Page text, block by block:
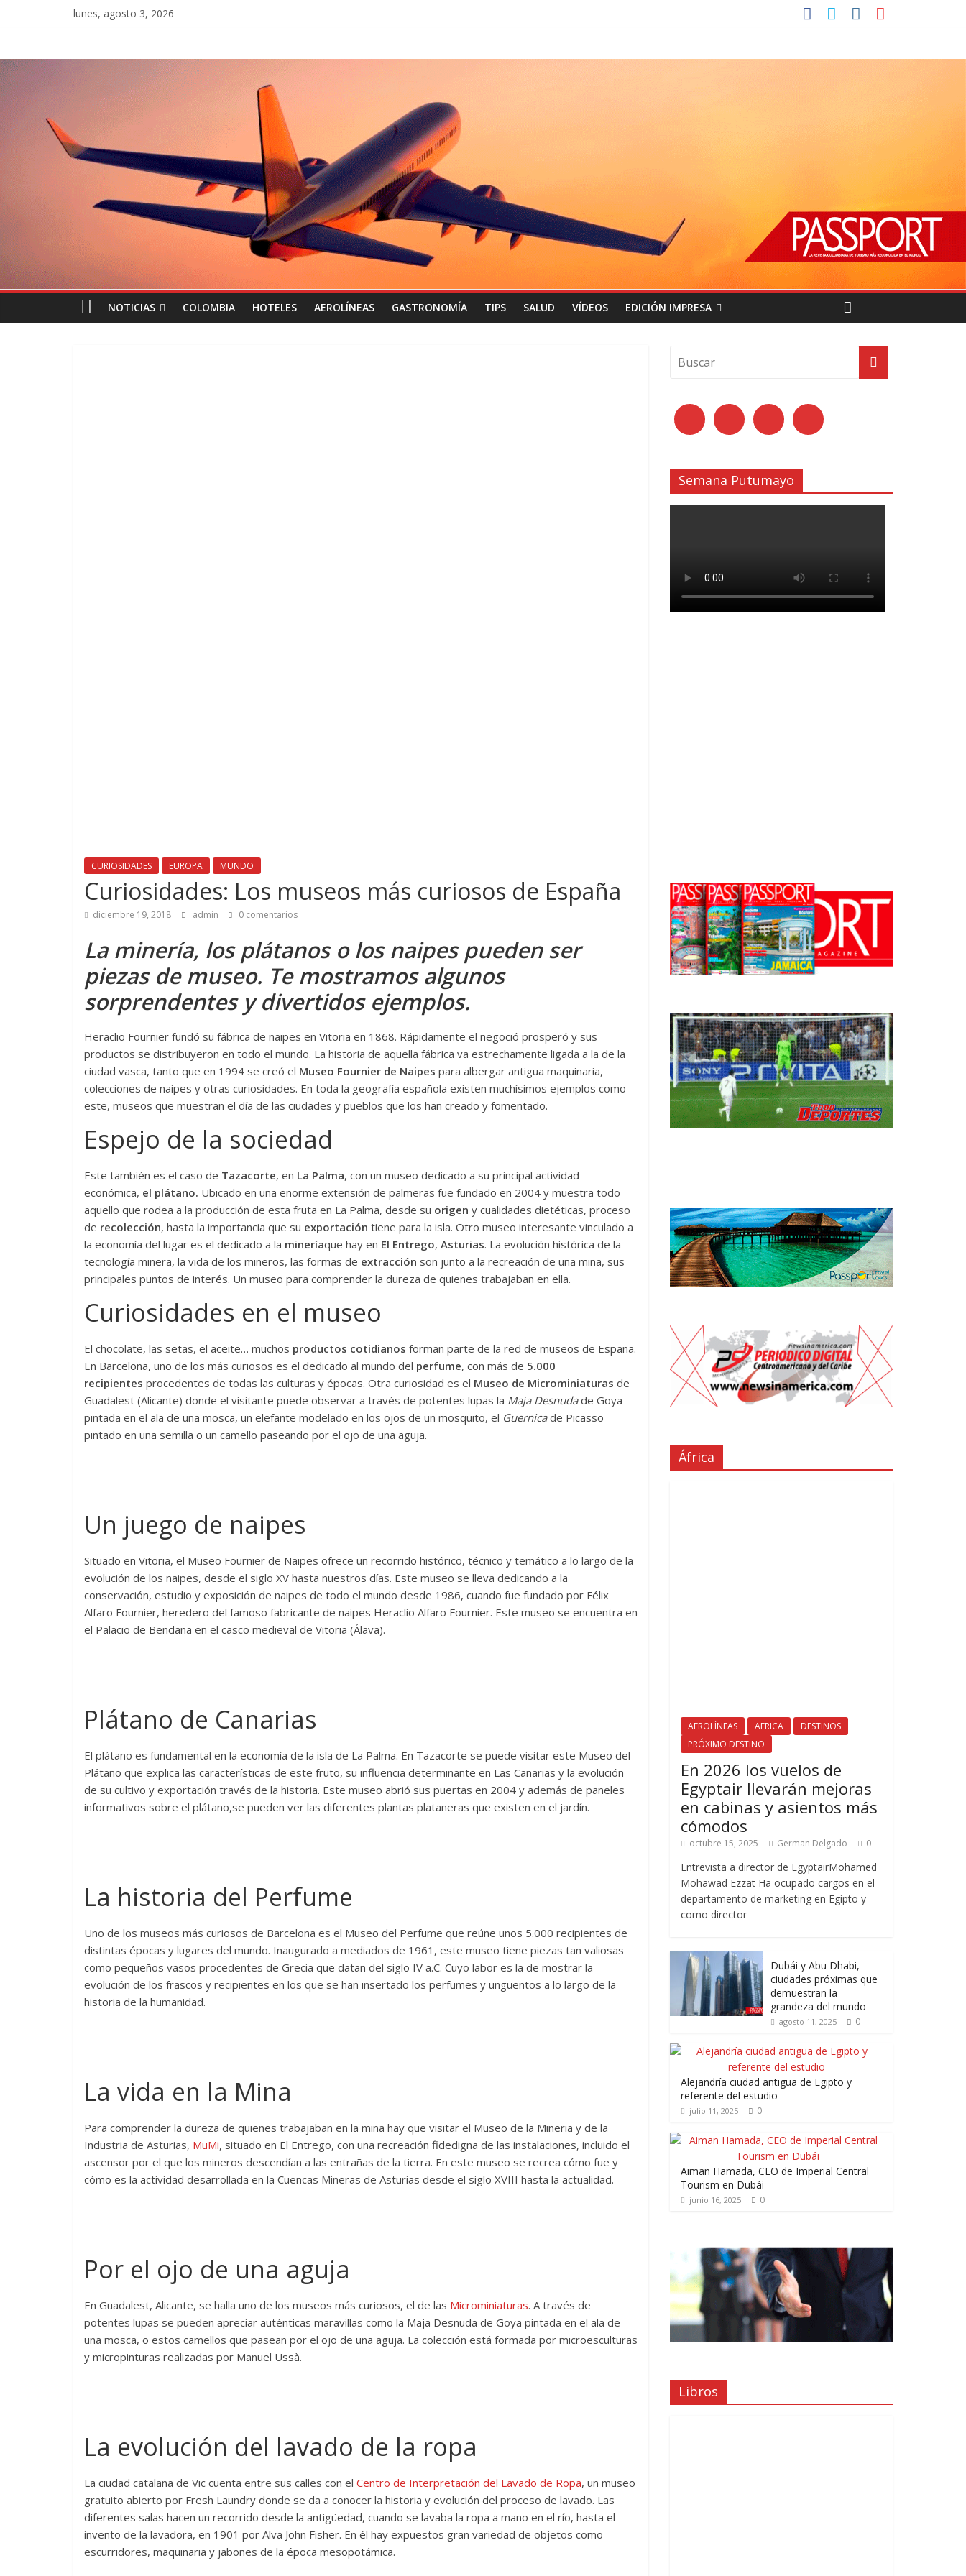
lunes, agosto 3, 2026
NOTICIAS COLOMBIA HOTELES AEROLÍNEAS GASTRONOMÍA TIPS SALUD VÍDEOS EDICIÓN IMPRESA
CURIOSIDADES EUROPA MUNDO
Curiosidades: Los museos más curiosos de España
diciembre 19, 2018 admin 0 comentarios
La minería, los plátanos o los naipes pueden ser
piezas de museo. Te mostramos algunos
sorprendentes y divertidos ejemplos.
Heraclio Fournier fundó su fábrica de naipes en Vitoria en 1868. Rápidamente el negoció prosperó y sus
productos se distribuyeron en todo el mundo. La historia de aquella fábrica va estrechamente ligada a la de la
ciudad vasca, tanto que en 1994 se creó el Museo Fournier de Naipes para albergar antigua maquinaria,
colecciones de naipes y otras curiosidades. En toda la geografía española existen muchísimos ejemplos como
este, museos que muestran el día de las ciudades y pueblos que los han creado y fomentado.
Espejo de la sociedad
Este también es el caso de Tazacorte, en La Palma, con un museo dedicado a su principal actividad
económica, el plátano. Ubicado en una enorme extensión de palmeras fue fundado en 2004 y muestra todo
aquello que rodea a la producción de esta fruta en La Palma, desde su origen y cualidades dietéticas, proceso
de recolección, hasta la importancia que su exportación tiene para la isla. Otro museo interesante vinculado a
la economía del lugar es el dedicado a la mineríaque hay en El Entrego, Asturias. La evolución histórica de la
tecnología minera, la vida de los mineros, las formas de extracción son junto a la recreación de una mina, sus
principales puntos de interés. Un museo para comprender la dureza de quienes trabajaban en ella.
Curiosidades en el museo
El chocolate, las setas, el aceite… muchos productos cotidianos forman parte de la red de museos de España.
En Barcelona, uno de los más curiosos es el dedicado al mundo del perfume, con más de 5.000
recipientes procedentes de todas las culturas y épocas. Otra curiosidad es el Museo de Microminiaturas de
Guadalest (Alicante) donde el visitante puede observar a través de potentes lupas la Maja Desnudade Goya
pintada en el ala de una mosca, un elefante modelado en los ojos de un mosquito, el Guernicade Picasso
pintado en una semilla o un camello paseando por el ojo de una aguja.
Un juego de naipes
Situado en Vitoria, el Museo Fournier de Naipes ofrece un recorrido histórico, técnico y temático a lo largo de la
evolución de los naipes, desde el siglo XV hasta nuestros días. Este museo se lleva dedicando a la
conservación, estudio y exposición de naipes de todo el mundo desde 1986, cuando fue fundado por Félix
Alfaro Fournier, heredero del famoso fabricante de naipes Heraclio Alfaro Fournier. Este museo se encuentra en
el Palacio de Bendaña en el casco medieval de Vitoria (Álava).
Plátano de Canarias
El plátano es fundamental en la economía de la isla de La Palma. En Tazacorte se puede visitar este Museo del
Plátano que explica las características de este fruto, su influencia determinante en Las Canarias y la evolución
de su cultivo y exportación través de la historia. Este museo abrió sus puertas en 2004 y además de paneles
informativos sobre el plátano,se pueden ver las diferentes plantas plataneras que existen en el jardín.
La historia del Perfume
Uno de los museos más curiosos de Barcelona es el Museo del Perfume que reúne unos 5.000 recipientes de
distintas épocas y lugares del mundo. Inaugurado a mediados de 1961, este museo tiene piezas tan valiosas
como pequeños vasos procedentes de Grecia que datan del siglo IV a.C. Cuyo labor es la de mostrar la
evolución de los frascos y recipientes en los que se han insertado los perfumes y ungüentos a lo largo de la
historia de la humanidad.
La vida en la Mina
Para comprender la dureza de quienes trabajaban en la mina hay que visitar el Museo de la Mineria y de la
Industria de Asturias, MuMi, situado en El Entrego, con una recreación fidedigna de las instalaciones, incluido el
ascensor por el que los mineros descendían a las entrañas de la tierra. En este museo se recrea cómo fue y
cómo es la actividad desarrollada en la Cuencas Mineras de Asturias desde el siglo XVIII hasta la actualidad.
Por el ojo de una aguja
En Guadalest, Alicante, se halla uno de los museos más curiosos, el de las Microminiaturas. A través de
potentes lupas se pueden apreciar auténticas maravillas como la Maja Desnuda de Goya pintada en el ala de
una mosca, o estos camellos que pasean por el ojo de una aguja. La colección está formada por microesculturas
y micropinturas realizadas por Manuel Ussà.
La evolución del lavado de la ropa
La ciudad catalana de Vic cuenta entre sus calles con el Centro de Interpretación del Lavado de Ropa, un museo
gratuito abierto por Fresh Laundry donde se da a conocer la historia y evolución del proceso de lavado. Las
diferentes salas hacen un recorrido desde la antigüedad, cuando se lavaba la ropa a mano en el río, hasta el
invento de la lavadora, en 1901 por Alva John Fisher. En él hay expuestos gran variedad de objetos como
escurridores, maquinaria y jabones de la época mesopotámica.
Semana Putumayo
África
AEROLÍNEAS AFRICA
DESTINOS
PRÓXIMO DESTINO
En 2026 los vuelos de
Egyptair llevarán mejoras
en cabinas y asientos más
cómodos
octubre 15, 2025 German Delgado 0
Entrevista a director de EgyptairMohamed
Mohawad Ezzat Ha ocupado cargos en el
departamento de marketing en Egipto y
como director
Dubái y Abu Dhabi,
ciudades próximas que
demuestran la
grandeza del mundo
agosto 11, 2025 0
Alejandría ciudad antigua de Egipto y
referente del estudio
julio 11, 2025 0
Aiman Hamada, CEO de Imperial Central
Tourism en Dubái
junio 16, 2025 0
Libros